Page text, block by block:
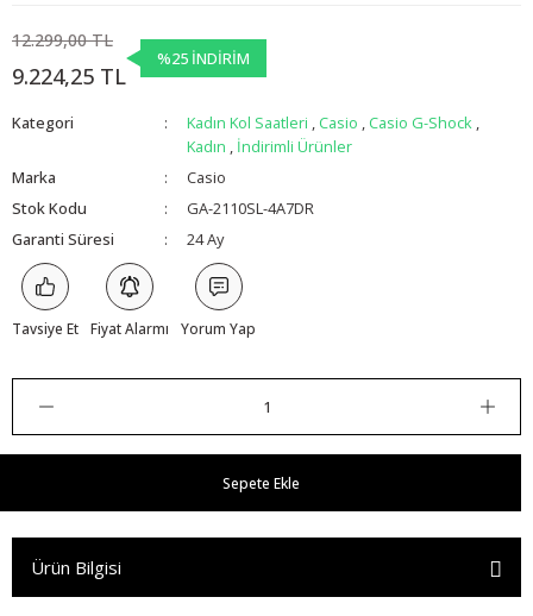
12.299,00 TL
9.224,25 TL
%25 İNDİRİM
Kategori Kadın Kol Saatleri , Casio , Casio G-Shock ,
Kadın , İndirimli Ürünler
Marka
Casio
Stok Kodu
GA-2110SL-4A7DR
Garanti Süresi
24 Ay
Tavsiye Et Fiyat Alarmı Yorum Yap
Sepete Ekle
Ürün Bilgisi